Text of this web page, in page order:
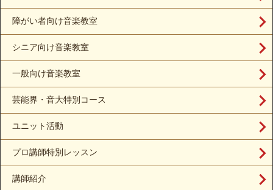
障がい者向け音楽教室
シニア向け音楽教室
一般向け音楽教室
芸能界・音大特別コース
ユニット活動
プロ講師特別レッスン
講師紹介